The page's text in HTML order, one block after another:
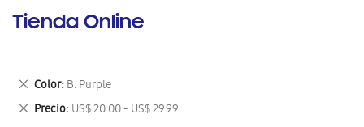
Tienda Online
Color B. Purple
Eliminar
este
artículo
Precio US$ 20.00 - US$ 29.99
Eliminar